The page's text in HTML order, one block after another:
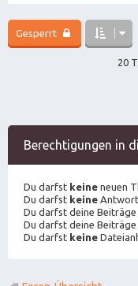
Gesperrt
20
Berechtigungen in
Du darfst keine neuen
Du darfst keine
Du darfst deine Beiträge
Du darfst deine Beiträge
Du darfst keine